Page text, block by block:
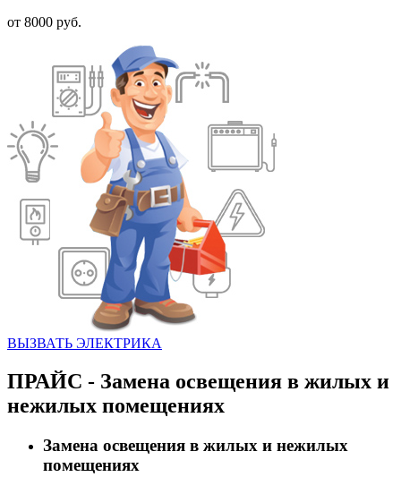
от 8000 руб.
ВЫЗВАТЬ ЭЛЕКТРИКА
ПРАЙС - Замена освещения в жилых и
нежилых помещениях
Замена освещения в жилых и нежилых
помещениях